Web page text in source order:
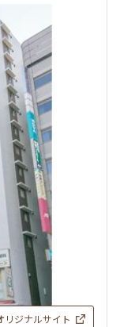
追加
リジナルサイト